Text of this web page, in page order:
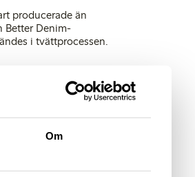
Om
producerade än
Better Denim-
i tvättprocessen.
för jämställdhet i